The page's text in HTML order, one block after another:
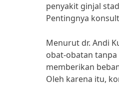
penyakit ginjal
Pentingnya
Menurut dr. Andi
obat-obatan
memberikan
Oleh karena itu,